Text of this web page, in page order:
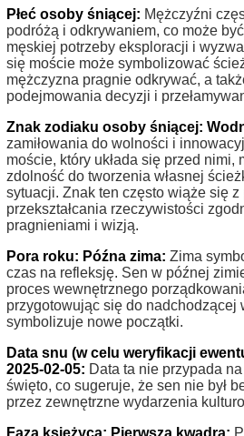
Płeć osoby śniącej: Mężczyźni
podróżą i odkrywaniem, co może
męskiej potrzeby eksploracji i
się moście może symbolizować
mężczyzna pragnie odkrywać, a
podejmowania decyzji i
Znak zodiaku osoby śniącej:
zamiłowania do wolności i
moście, który układa się przed nimi,
zdolność do tworzenia własnej
sytuacji. Znak ten często wiąże się z
przekształcania rzeczywistości
pragnieniami i wizją.
Pora roku: Późna zima: Zima
czas na refleksję. Sen w późnej
proces wewnętrznego
przygotowując się do nadchodzącej
symbolizuje nowe początki.
Data snu (w celu weryfikacji
2025-02-05: Data ta nie przypada
święto, co sugeruje, że sen nie był
przez zewnętrzne wydarzenia